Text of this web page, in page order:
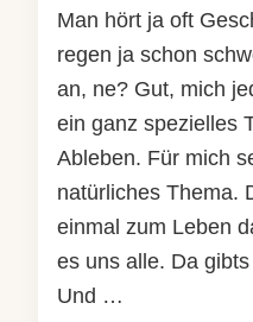
Man hört ja oft
regen ja schon
an, ne? Gut, mich
ein ganz spezielles
Ableben. Für mich
natürliches Thema.
einmal zum Leben
es uns alle. Da
Und …